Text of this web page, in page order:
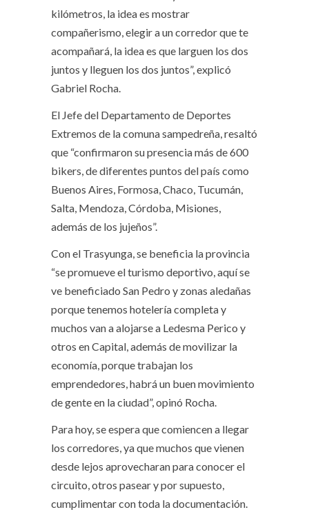
kilómetros, la idea es mostrar
compañerismo, elegir a un corredor que te
acompañará, la idea es que larguen los dos
juntos y lleguen los dos juntos”, explicó
Gabriel Rocha.
El Jefe del Departamento de Deportes
Extremos de la comuna sampedreña, resaltó
que “confirmaron su presencia más de 600
bikers, de diferentes puntos del país como
Buenos Aires, Formosa, Chaco, Tucumán,
Salta, Mendoza, Córdoba, Misiones,
además de los jujeños”.
Con el Trasyunga, se beneficia la provincia
“se promueve el turismo deportivo, aquí se
ve beneficiado San Pedro y zonas aledañas
porque tenemos hotelería completa y
muchos van a alojarse a Ledesma Perico y
otros en Capital, además de movilizar la
economía, porque trabajan los
emprendedores, habrá un buen movimiento
de gente en la ciudad”, opinó Rocha.
Para hoy, se espera que comiencen a llegar
los corredores, ya que muchos que vienen
desde lejos aprovecharan para conocer el
circuito, otros pasear y por supuesto,
cumplimentar con toda la documentación.